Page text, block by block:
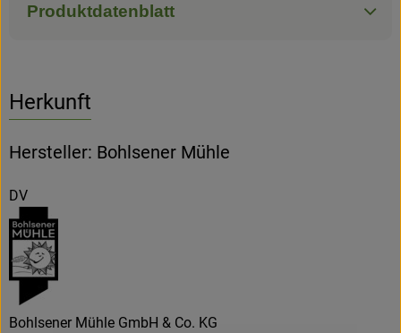
Produktdatenblatt
Herkunft
Hersteller: Bohlsener Mühle
DV
Bohlsener Mühle GmbH & Co. KG